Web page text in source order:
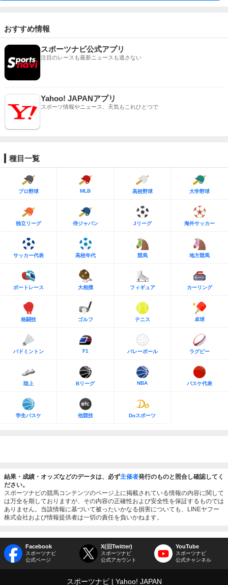
おすすめ情報
スポーツナビ公式アプリ
注目のレースも最新ニュースも逃さない
Yahoo! JAPANアプリ
スポーツ情報やニュース、天気もこれひとつで
種目一覧
プロ野球 MLB 高校野球 大学野球
独立リーグ 侍ジャパン Jリーグ 海外サッカー
サッカー代表 高校年代 競馬 地方競馬
ボートレース 大相撲 フィギュア カーリング
格闘技 ゴルフ テニス 卓球
バドミントン F1 バレーボール ラグビー
陸上 Bリーグ NBA バスケ代表
学生バスケ 他競技 Doスポーツ
結果・成績・オッズなどのデータは、必ず主催者発行のものと照合し確認してく
ださい。
スポーツナビの競馬コンテンツのページ上に掲載されている情報の内容に関して
は万全を期しておりますが、その内容の正確性および安全性を保証するものでは
ありません。当該情報に基づいて被ったいかなる損害についても、LINEヤフー
株式会社および情報提供者は一切の責任を負いかねます。
Facebook
スポーツナビ
公式ページ
X(旧Twitter)
スポーツナビ
公式アカウント
YouTube
スポーツナビ
公式チャンネル
スポーツナビ Yahoo! JAPAN